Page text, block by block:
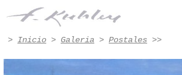
> Inicio > Galeria > Postales >>